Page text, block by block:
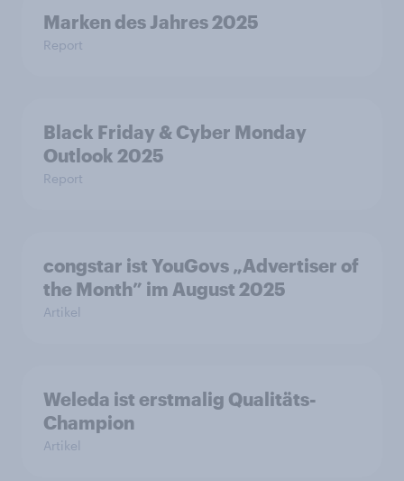
Marken des Jahres 2025
Report
Black Friday & Cyber Monday
Outlook 2025
Report
congstar ist YouGovs „Advertiser of
the Month” im August 2025
Artikel
Weleda ist erstmalig Qualitäts-
Champion
Artikel